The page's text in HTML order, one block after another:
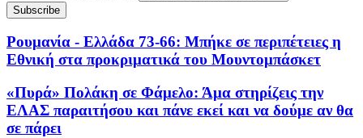
Ρουμανία - Ελλάδα 73-66: Μπήκε σε περιπέτειες η
Εθνική στα προκριματικά του Μουντομπάσκετ
«Πυρά» Πολάκη σε Φάμελο: Άμα στηρίζεις την
ΕΛΑΣ παραιτήσου και πάνε εκεί και να δούμε αν θα
σε πάρει